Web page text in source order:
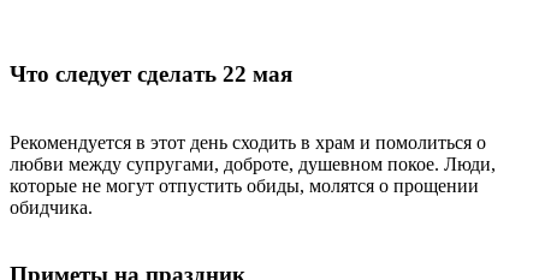
Что следует сделать 22 мая
Рекомендуется в этот день сходить в храм и помолиться о
любви между супругами, доброте, душевном покое. Люди,
которые не могут отпустить обиды, молятся о прощении
обидчика.